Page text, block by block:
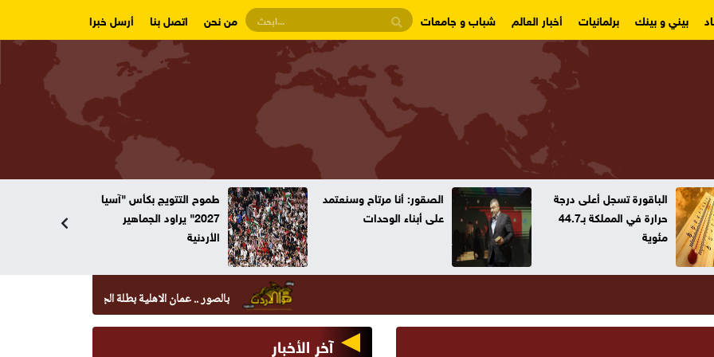
بيني و بينك برلمانيات أخبار العالم شباب و جامعات من نحن اتصل بنا أرسل خبرا
الباقورة تسجل أعلى درجة
حرارة في المملكة بـ44.7
مئوية
الصقور: أنا مرتاح وسنعتمد
على أبناء الوحدات
طموح التتويج بكأس "آسيا
2027" يراود الجماهير
الأردنية
بالصور .. عمان الاهلية بطلة الجامعات الأردنية في الكراتيه
آخر الأخبار